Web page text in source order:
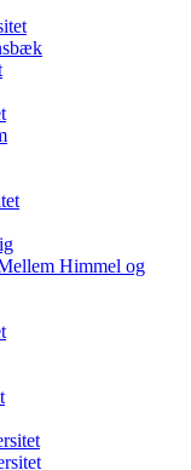
Himmel og